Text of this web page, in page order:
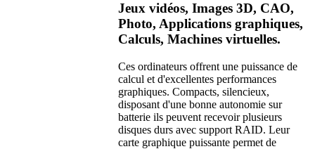
Jeux vidéos, Images 3D, CAO,
Photo, Applications graphiques,
Calculs, Machines virtuelles.
Ces ordinateurs offrent une puissance de
calcul et d'excellentes performances
graphiques. Compacts, silencieux,
disposant d'une bonne autonomie sur
batterie ils peuvent recevoir plusieurs
disques durs avec support RAID. Leur
carte graphique puissante permet de